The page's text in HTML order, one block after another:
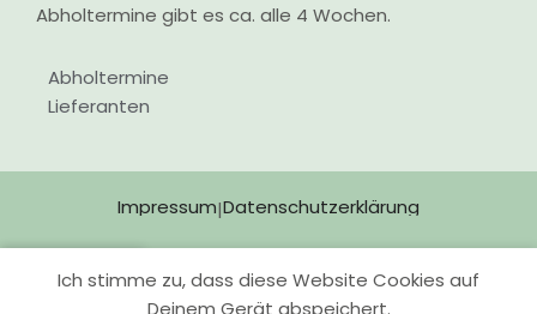
Abholtermine gibt es ca. alle 4 Wochen.
Abholtermine
Lieferanten
Impressum|Datenschutzerklärung
Ich stimme zu, dass diese Website Cookies auf
Deinem Gerät abspeichert.